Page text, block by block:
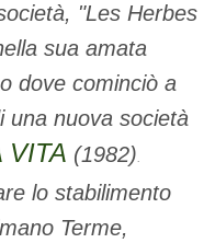
"Les Herbes
sua amata
dove cominciò a
una nuova società
VITA (1982).
lo stabilimento
Terme,